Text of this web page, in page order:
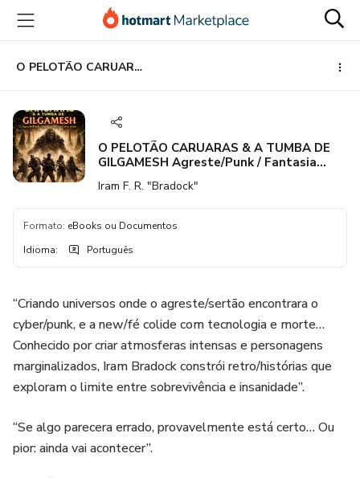
para
conteúdo
principal
para
pagamento
para
rodapé
O PELOTÃO CARUARAS & A TUMBA DE GILGAMESH Agreste/Punk / Fantasia Bélica Cyberpunk Autor: Iram F. R. Bradock
O PELOTÃO CARUARAS & A TUMBA DE
GILGAMESH Agreste/Punk / Fantasia
Bradock
Iram F. R. "Bradock"
Formato: eBooks ou Documentos
Idioma: Português
“Criando universos onde o agreste/sertão encontrara o
cyber/punk, e a new/fé colide com tecnologia e morte…
Conhecido por criar atmosferas intensas e personagens
marginalizados, Iram Bradock constrói retro/histórias que
exploram o limite entre sobrevivência e insanidade”.
“Se algo parecera errado, provavelmente está certo… Ou
pior: ainda vai acontecer”.